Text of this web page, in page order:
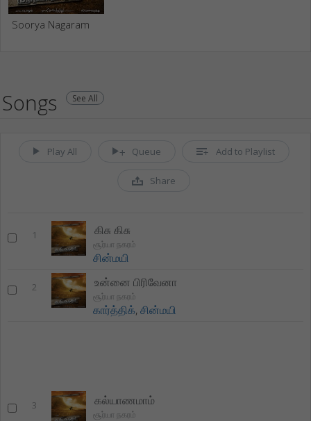
Soorya Nagaram
Songs See All
Play All Queue Add to Playlist
Share
1 கிசு கிசு
சூர்யா நகரம்
சின்மயி
2 உன்னை பிரிவேனா
சூர்யா நகரம்
கார்த்திக்,சின்மயி
3 கல்யாணமாம்
சூர்யா நகரம்